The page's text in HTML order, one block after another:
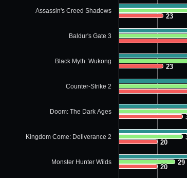
29
29
23
23
23
23
20
20
20
20
Assassin's Creed Shadows
Baldur's Gate 3
Black Myth: Wukong
Counter-Strike 2
Doom: The Dark Ages
Kingdom Come: Deliverance 2
Monster Hunter Wilds